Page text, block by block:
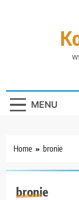
MENU
Home bronie
bronie